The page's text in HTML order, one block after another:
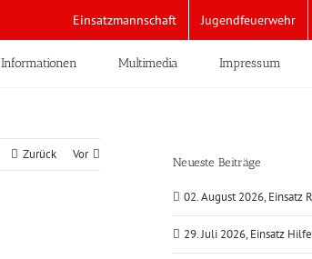
Einsatzmannschaft Jugendfeuerwehr
Informationen Multimedia Impressum
Zurück Vor
Neueste Beiträge
02. August 2026, Einsatz
29. Juli 2026, Einsatz